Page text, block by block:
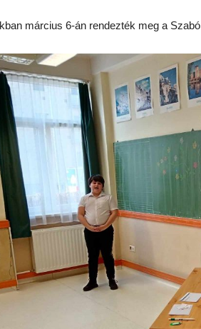
március 6-án rendezték meg a